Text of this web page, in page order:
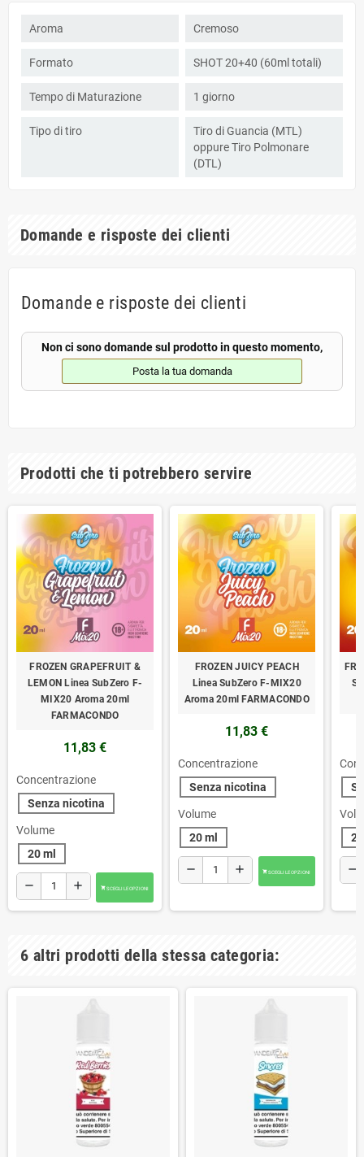
Aroma Cremoso
Formato SHOT 20+40 (60ml totali)
Tempo di Maturazione 1 giorno
Tipo di tiro
Tiro di Guancia (MTL)
oppure Tiro Polmonare
(DTL)
Domande e risposte dei clienti
Domande e risposte dei clienti
Non ci sono domande sul prodotto in questo momento,
Posta la tua domanda
Prodotti che ti potrebbero servire
FROZEN GRAPEFRUIT &
LEMON Linea SubZero F-
MIX20 Aroma 20ml
FARMACONDO
11,83 €
Concentrazione
Senza nicotina
Volume
20 ml
remove add  SCEGLI LE OPZIONI
FROZEN JUICY PEACH
Linea SubZero F-MIX20
Aroma 20ml FARMACONDO
11,83 €
Concentrazione
Senza nicotina
Volume
20 ml
remove add  SCEGLI LE OPZIONI remove
6 altri prodotti della stessa categoria: